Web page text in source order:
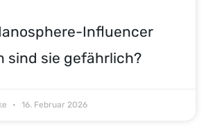
Influencer
sind sie gefährlich?
16. Februar 2026